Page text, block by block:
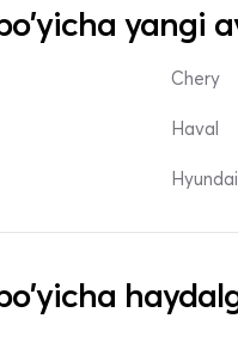
yangi
Chery
Haval
Hyundai